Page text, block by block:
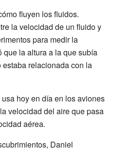
fluyen los fluidos.
la velocidad de un fluido y
para medir la
que la altura a la que subía
relacionada con la
hoy en día en los aviones
velocidad del aire que pasa
aérea.
Daniel